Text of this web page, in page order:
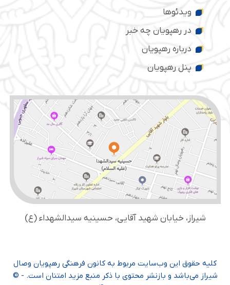
ویدئوها
در رهپویان چه خبر
درباره رهپویان
پنل رهپویان
شیراز، خیابان شهید آقایی، حسینیه سید‌الشهداء (ع)
کلیه حقوق این وب‌سایت مربوط به کانون فرهنگی رهپویان وصال
شیراز می‌باشد و بازنشر محتوی با ذکر منبع مزید امتنان است. - ©